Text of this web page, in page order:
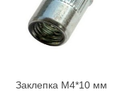
Заклепка M4*10 мм